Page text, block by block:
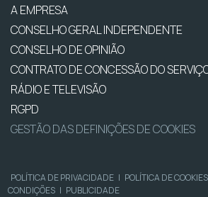
A EMPRESA
CONSELHO GERAL INDEPENDENTE
CONSELHO DE OPINIÃO
CONTRATO DE CONCESSÃO DO
RÁDIO E TELEVISÃO
RGPD
GESTÃO DAS DEFINIÇÕES DE COOKIES
POLÍTICA DE PRIVACIDADE | POLÍTICA DE COOKIES
CONDIÇÕES | PUBLICIDADE